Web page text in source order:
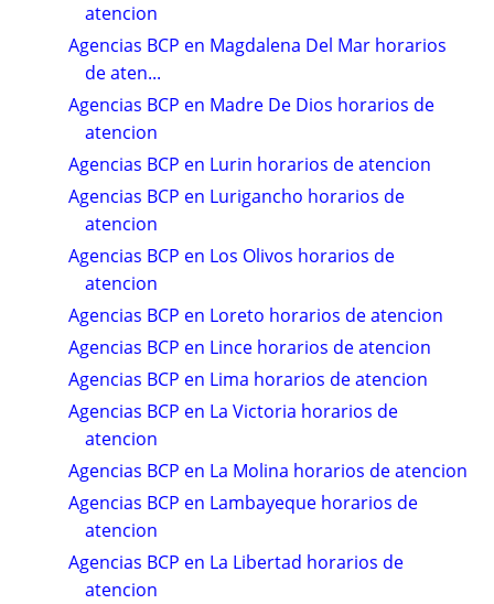
atencion
Agencias BCP en Magdalena Del Mar horarios
de aten...
Agencias BCP en Madre De Dios horarios de
atencion
Agencias BCP en Lurin horarios de atencion
Agencias BCP en Lurigancho horarios de
atencion
Agencias BCP en Los Olivos horarios de
atencion
Agencias BCP en Loreto horarios de atencion
Agencias BCP en Lince horarios de atencion
Agencias BCP en Lima horarios de atencion
Agencias BCP en La Victoria horarios de
atencion
Agencias BCP en La Molina horarios de atencion
Agencias BCP en Lambayeque horarios de
atencion
Agencias BCP en La Libertad horarios de
atencion